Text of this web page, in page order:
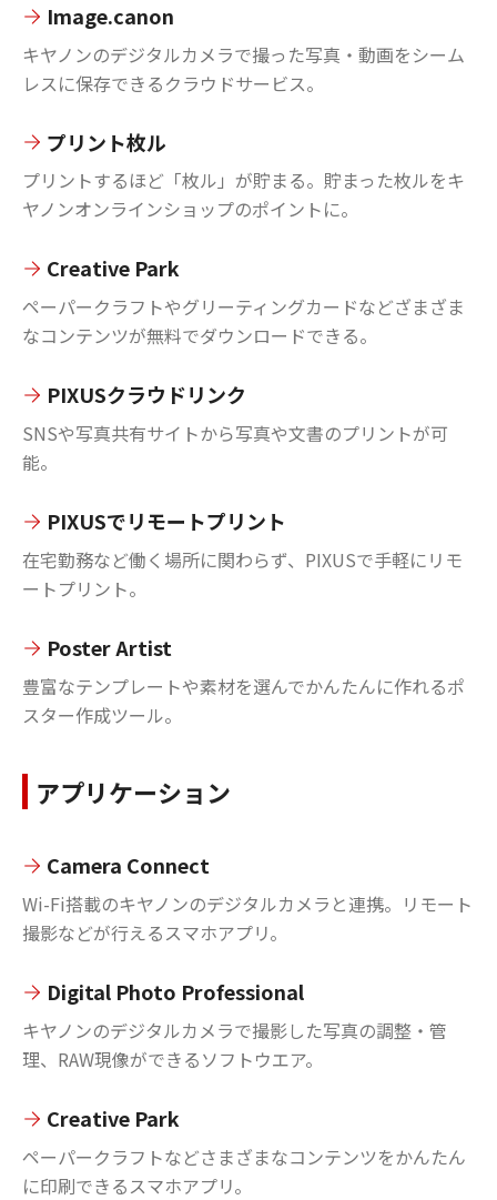
Image.canon
キヤノンのデジタルカメラで撮った写真・動画をシーム
レスに保存できるクラウドサービス。
プリント枚ル
プリントするほど「枚ル」が貯まる。貯まった枚ルをキ
ヤノンオンラインショップのポイントに。
Creative Park
ペーパークラフトやグリーティングカードなどざまざま
なコンテンツが無料でダウンロードできる。
PIXUSクラウドリンク
SNSや写真共有サイトから写真や文書のプリントが可
能。
PIXUSでリモートプリント
在宅勤務など働く場所に関わらず、PIXUSで手軽にリモ
ートプリント。
Poster Artist
豊富なテンプレートや素材を選んでかんたんに作れるポ
スター作成ツール。
アプリケーション
Camera Connect
Wi-Fi搭載のキヤノンのデジタルカメラと連携。リモート
撮影などが行えるスマホアプリ。
Digital Photo Professional
キヤノンのデジタルカメラで撮影した写真の調整・管
理、RAW現像ができるソフトウエア。
Creative Park
ペーパークラフトなどさまざまなコンテンツをかんたん
に印刷できるスマホアプリ。